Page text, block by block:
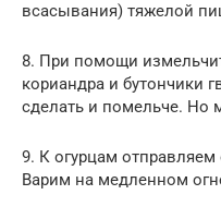
всасывания) тяжелой
8. При помощи
кориандра и бутончики
сделать и помельче. Но
9. К огурцам
Варим на медленном